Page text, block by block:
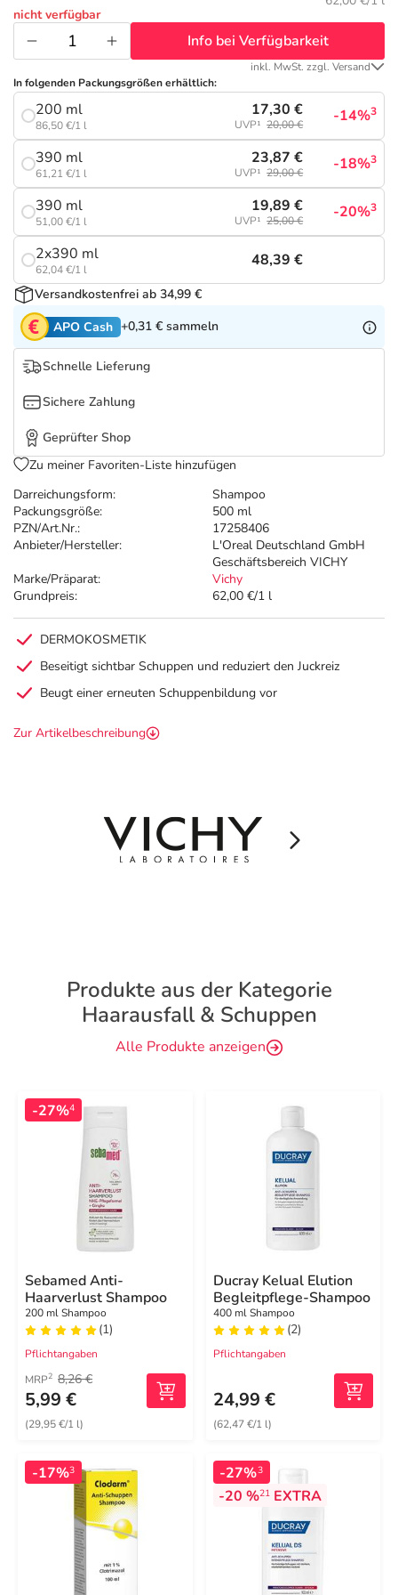
Tierapotheke
Vitamine & Mineralstoffe
Marken
Salus Deals
Darreichungsform:
Shampoo
Packungsgröße:
500 ml
PZN/Art.Nr.:
17258406
Anbieter/Hersteller:
L'Oreal Deutschland GmbH
Geschäftsbereich VICHY
Marke/Präparat:
Vichy
Grundpreis:
62,00 €/1 l
nicht verfügbar
Info bei Verfügbarkeit
inkl. MwSt. zzgl. Versand
In folgenden Packungsgrößen erhältlich:
200 ml
86,50 €/1 l
17,30 €
UVP¹ 20,00 € -14%3
390 ml
61,21 €/1 l
23,87 €
UVP¹ 29,00 € -18%3
390 ml
51,00 €/1 l
19,89 €
UVP¹ 25,00 € -20%3
2x390 ml
62,04 €/1 l
48,39 €
Versandkostenfrei ab 34,99 €
APO Cash +0,31 € sammeln
Schnelle Lieferung
Sichere Zahlung
Geprüfter Shop
Zu meiner Favoriten-Liste hinzufügen
DERMOKOSMETIK
Beseitigt sichtbar Schuppen und reduziert den Juckreiz
Beugt einer erneuten Schuppenbildung vor
Zur Artikelbeschreibung
Produkte aus der Kategorie
Haarausfall & Schuppen
Alle Produkte anzeigen
-27%4
Sebamed Anti-
Haarverlust Shampoo
200 ml Shampoo
(1)
Pflichtangaben
MRP2 8,26 €
5,99 €
(29,95 €/1 l)
Ducray Kelual Elution
Begleitpflege-Shampoo
400 ml Shampoo
(2)
Pflichtangaben
24,99 €
(62,47 €/1 l)
-17%3 -27%3
-20 %21 EXTRA